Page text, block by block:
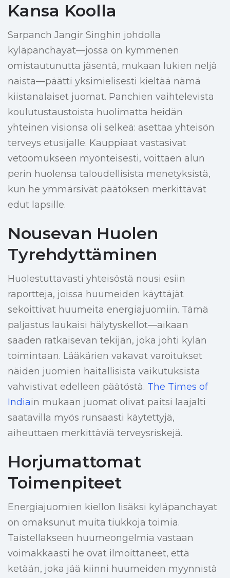
Kansa Koolla
Sarpanch Jangir Singhin johdolla
kyläpanchayat—jossa on kymmenen
omistautunutta jäsentä, mukaan lukien neljä
naista—päätti yksimielisesti kieltää nämä
kiistanalaiset juomat. Panchien vaihtelevista
koulutustaustoista huolimatta heidän
yhteinen visionsa oli selkeä: asettaa yhteisön
terveys etusijalle. Kauppiaat vastasivat
vetoomukseen myönteisesti, voittaen alun
perin huolensa taloudellisista menetyksistä,
kun he ymmärsivät päätöksen merkittävät
edut lapsille.
Nousevan Huolen
Tyrehdyttäminen
Huolestuttavasti yhteisöstä nousi esiin
raportteja, joissa huumeiden käyttäjät
sekoittivat huumeita energiajuomiin. Tämä
paljastus laukaisi hälytyskellot—aikaan
saaden ratkaisevan tekijän, joka johti kylän
toimintaan. Lääkärien vakavat varoitukset
näiden juomien haitallisista vaikutuksista
vahvistivat edelleen päätöstä. The Times of
Indiain mukaan juomat olivat paitsi laajalti
saatavilla myös runsaasti käytettyjä,
aiheuttaen merkittäviä terveysriskejä.
Horjumattomat
Toimenpiteet
Energiajuomien kiellon lisäksi kyläpanchayat
on omaksunut muita tiukkoja toimia.
Taistellakseen huumeongelmia vastaan
voimakkaasti he ovat ilmoittaneet, että
ketään, joka jää kiinni huumeiden myynnistä